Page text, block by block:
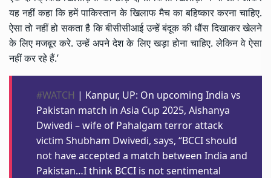
यह नहीं कहा कि हमें पाकिस्तान के खिलाफ मैच का बहिष्कार करना चाहिए.
ऐसा तो नहीं हो सकता है कि बीसीसीआई उन्हें बंदूक की धौंस दिखाकर खेलने
के लिए मजबूर करे. उन्हें अपने देश के लिए खड़ा होना चाहिए. लेकिन वे ऐसा
नहीं कर रहे हैं.’
#WATCH | Kanpur, UP: On upcoming India vs
Pakistan match in Asia Cup 2025, Aishanya
Dwivedi – wife of Pahalgam terror attack
victim Shubham Dwivedi, says, “BCCI should
not have accepted a match between India and
Pakistan…I think BCCI is not sentimental